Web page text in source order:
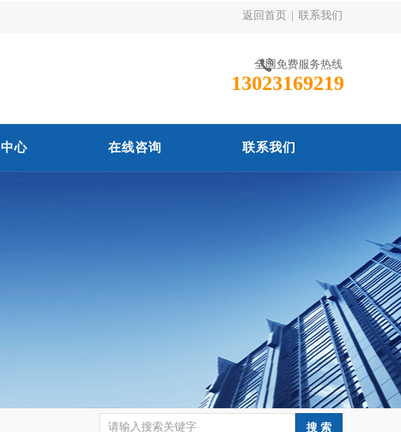
返回首页 联系我们
全国免费服务热线
13023169219
心 在线咨询 联系我们